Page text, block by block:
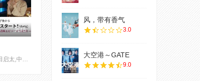
完结
新川优爱,町田启太,中村由利佳,神尾枫珠,阿部亮平,长井短,智顺,小池彻平
风，带有香气
3.0
大空港～GATE
9.0